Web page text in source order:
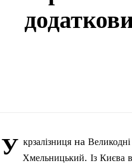
У крзалізниця на Великодні
Хмельницький. Із Києва